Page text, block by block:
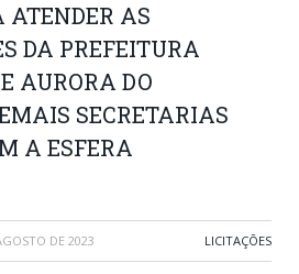
ATENDER AS
DA PREFEITURA
AURORA DO
SECRETARIAS
A ESFERA
DE 2023 LICITAÇÕES